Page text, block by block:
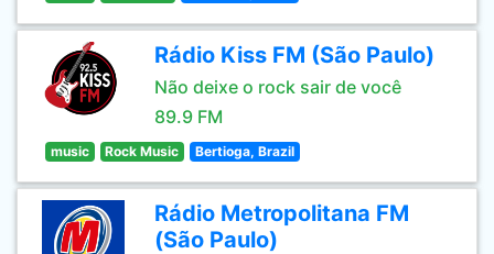
Rádio Kiss FM (São Paulo)
Não deixe o rock sair de você
89.9 FM
music Rock Music Bertioga, Brazil
Rádio Metropolitana FM
(São Paulo)